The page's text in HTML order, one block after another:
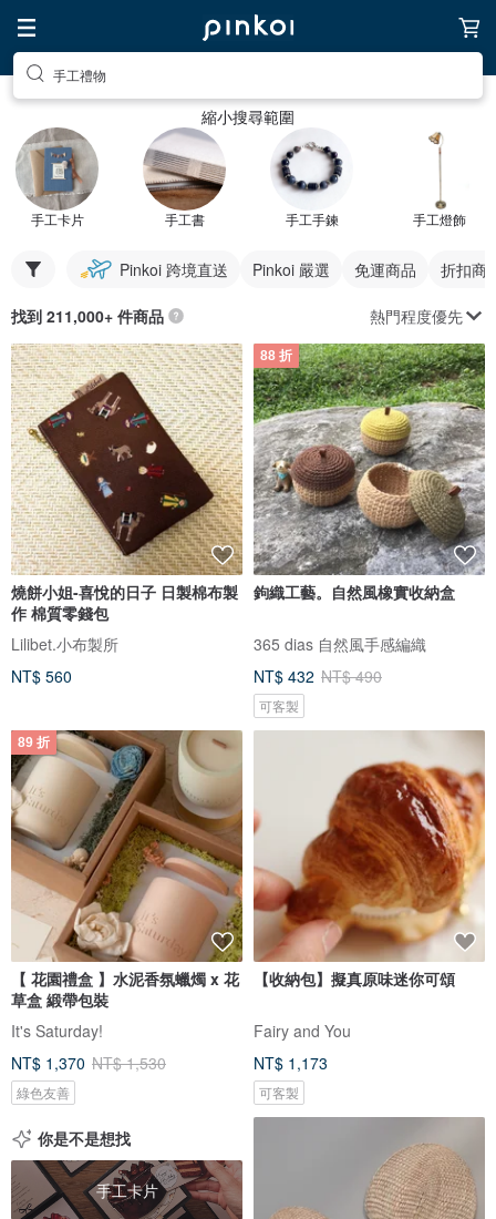
手工禮物
縮小搜尋範圍
手工卡片 手工書 手工手鍊 手工燈飾
Pinkoi 跨境直送 Pinkoi 嚴選 免運商品 折扣商
找到 211,000+ 件商品 熱門程度優先
燒餅小姐-喜悅的日子 日製棉布製
作 棉質零錢包
Lilibet.小布製所
NT$ 560
88 折
鉤織工藝。自然風橡實收納盒
365 dias 自然風手感編織
NT$ 432 NT$ 490
可客製
89 折
【 花園禮盒 】水泥香氛蠟燭 x 花
草盒 緞帶包裝
It's Saturday!
NT$ 1,370 NT$ 1,530
綠色友善
【收納包】擬真原味迷你可頌
Fairy and You
NT$ 1,173
可客製
你是不是想找
手工卡片